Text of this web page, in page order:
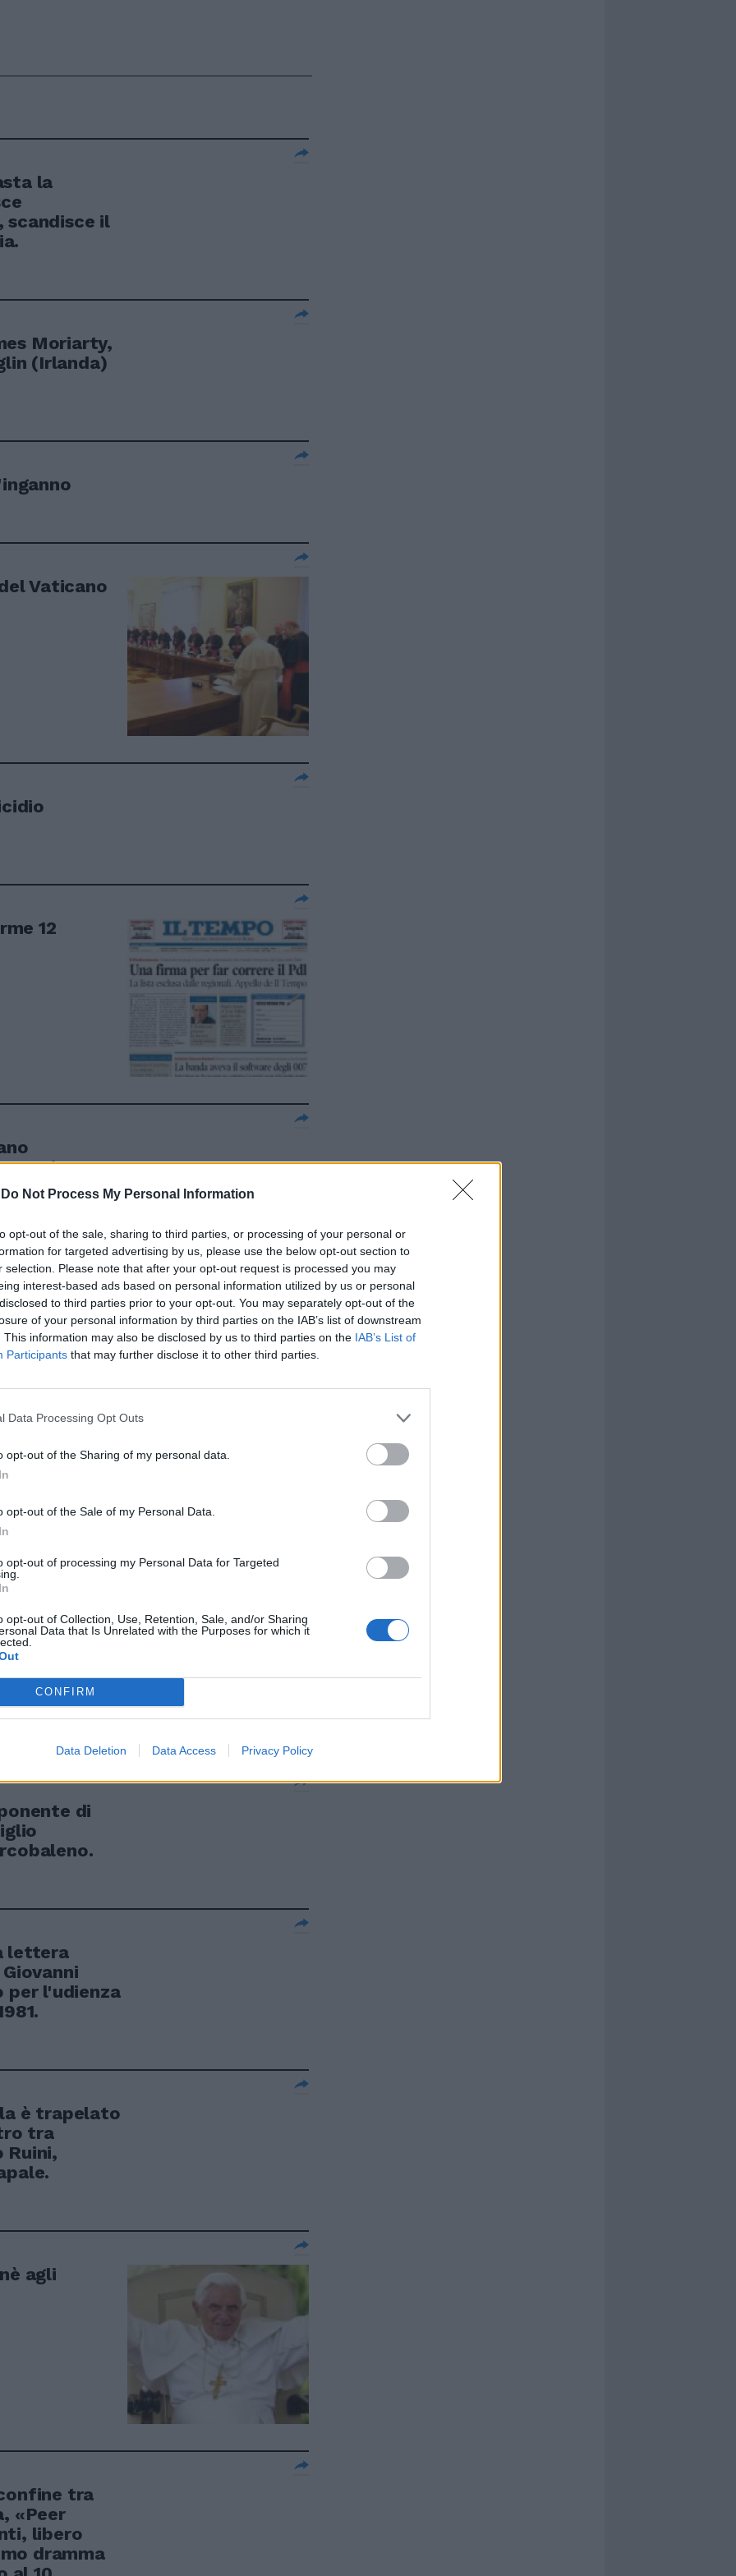
Do Not Process My Personal Information
opt-out of the sale, sharing to third parties, or processing of your personal or
for targeted advertising by us, please use the below opt-out section to
selection. Please note that after your opt-out request is processed you may
interest-based ads based on personal information utilized by us or personal
to third parties prior to your opt-out. You may separately opt-out of the
of your personal information by third parties on the IAB’s list of downstream
This information may also be disclosed by us to third parties on the IAB’s List of
Participants that may further disclose it to other third parties.
Data Processing Opt Outs
opt-out of the Sharing of my personal data.
opt-out of the Sale of my Personal Data.
opt-out of processing my Personal Data for Targeted
opt-out of Collection, Use, Retention, Sale, and/or Sharing
Data that Is Unrelated with the Purposes for which it
CONFIRM
Data Deletion Data Access Privacy Policy
la
il
Moriarty,
(Irlanda)
Vaticano
12
di Götz
Krisch,
Irina
A Vienna,
XVI
sia
al pari di
sia «il
brano per il
di
lettera
per l'udienza
è trapelato
tra
Ruini,
agli
tra
«Peer
libero
dramma